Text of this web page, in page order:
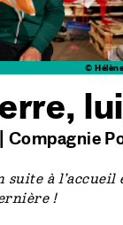
©
Compagnie
suite à l’accueil
!